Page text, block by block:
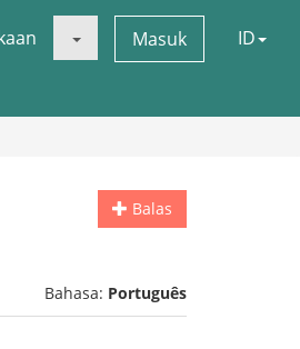
Masuk ID
Balas
Bahasa: Português